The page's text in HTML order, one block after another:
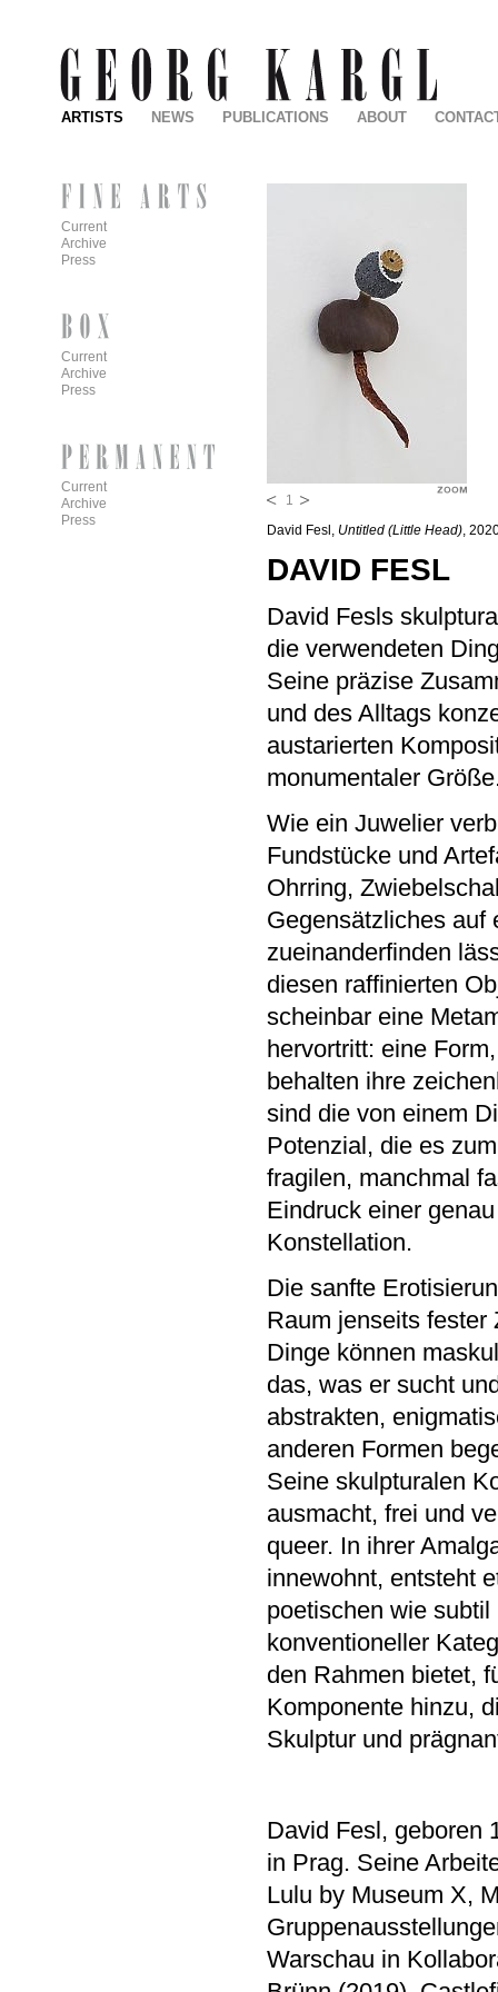
1
David Fesl, Untitled (Little Head),
DAVID FESL
David Fesls
die verwendeten
Seine präzise
und des Alltags
austarierten
monumentaler
Wie ein Juwelier
Fundstücke und
Ohrring,
Gegensätzliches auf
zueinanderfinden
diesen raffinierten
scheinbar eine
hervortritt: eine
behalten ihre
sind die von einem
Potenzial, die es
fragilen, manchmal
Eindruck einer
Konstellation.
Die sanfte
Raum jenseits fester
Dinge können
das, was er sucht
abstrakten,
anderen Formen
Seine skulpturalen
ausmacht, frei und
queer. In ihrer
innewohnt, entsteht
poetischen wie
konventioneller
den Rahmen bietet,
Komponente hinzu,
Skulptur und
David Fesl, geboren
in Prag. Seine
Lulu by Museum X,
Warschau in
ARTISTS NEWS PUBLICATIONS ABOUT
Current
Archive
Press
Current
Archive
Press
Current
Archive
Press